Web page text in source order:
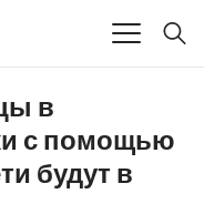
в
с помощью
будут в